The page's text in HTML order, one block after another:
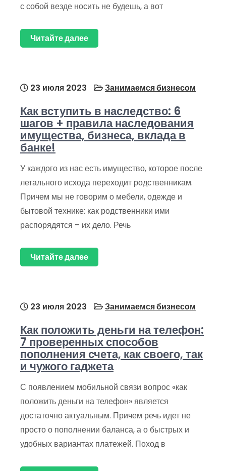
с собой везде носить не будешь, а вот
Читайте далее
23 июля 2023 Занимаемся бизнесом
Как вступить в наследство: 6
шагов + правила наследования
имущества, бизнеса, вклада в
банке!
У каждого из нас есть имущество, которое после
летального исхода переходит родственникам.
Причем мы не говорим о мебели, одежде и
бытовой технике: как родственники ими
распорядятся – их дело. Речь
Читайте далее
23 июля 2023 Занимаемся бизнесом
Как положить деньги на телефон:
7 проверенных способов
пополнения счета, как своего, так
и чужого гаджета
С появлением мобильной связи вопрос «как
положить деньги на телефон» является
достаточно актуальным. Причем речь идет не
просто о пополнении баланса, а о быстрых и
удобных вариантах платежей. Поход в